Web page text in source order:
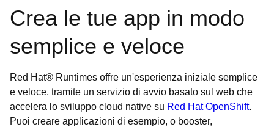
Crea le tue app in modo
semplice e veloce
Red Hat® Runtimes offre un'esperienza iniziale semplice
e veloce, tramite un servizio di avvio basato sul web che
accelera lo sviluppo cloud native su Red Hat OpenShift.
Puoi creare applicazioni di esempio, o booster,